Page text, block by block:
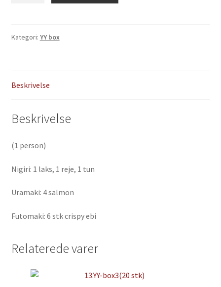
Kategori: YY box
Beskrivelse
Beskrivelse
(1 person)
Nigiri: 1 laks, 1 reje, 1 tun
Uramaki: 4 salmon
Futomaki: 6 stk crispy ebi
Relaterede varer